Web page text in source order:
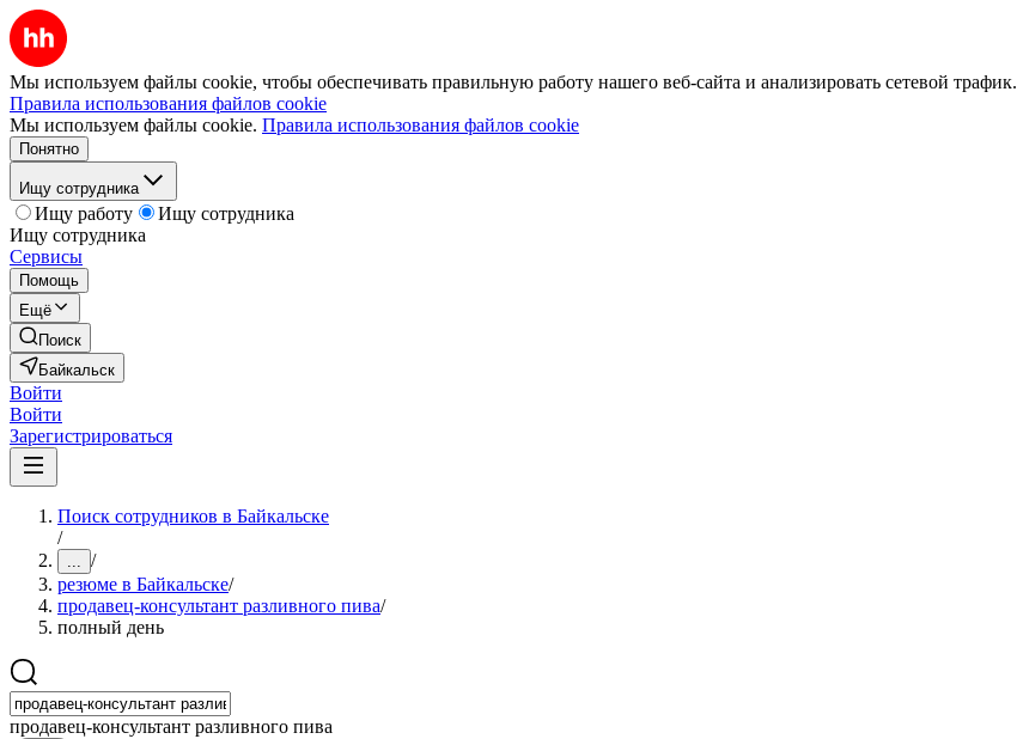
Мы используем файлы cookie, чтобы обеспечивать правильную работу нашего веб-сайта и анализировать сетевой трафик.
Правила использования файлов cookie
Мы используем файлы cookie. Правила использования файлов cookie
Понятно
Ищу сотрудника
Ищу работу
Ищу сотрудника
Ищу сотрудника
Сервисы
Помощь
Ещё
Поиск
Байкальск
Войти
Войти
Зарегистрироваться
Поиск сотрудников в Байкальске
/
... /
резюме в Байкальске/
продавец-консультант разливного пива/
полный день
продавец-консультант разливного пива